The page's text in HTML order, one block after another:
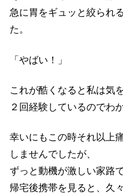
急に胃をギュッと絞られ
た。
「やばい！」
これが酷くなると私は気
２回経験しているのでわ
幸いにもこの時それ以上
しませんでしたが、
ずっと動機が激しい家路で
帰宅後携帯を見ると、久